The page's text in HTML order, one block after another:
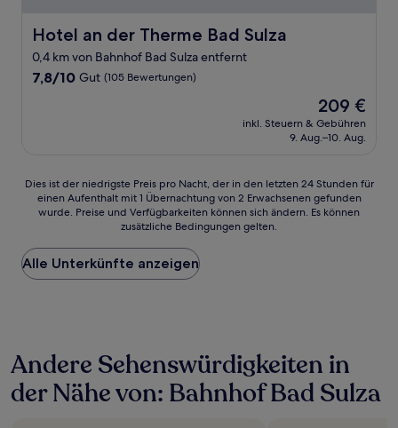
Hotel an der Therme Bad Sulza
Hotel an der Therme Bad Sulza
0,4 km von Bahnhof Bad Sulza entfernt
7.8
7,8/10 Gut (105 Bewertungen)
Der
Preis
beträgt
209 €
inkl. Steuern & Gebühren
9. Aug.–10. Aug.
Dies
der
Preis
pro
Nacht,
24 Stunden
für
einen
Dies ist der niedrigste Preis pro Nacht, der in den letzten 24 Stunden für
einen Aufenthalt mit 1 Übernachtung von 2 Erwachsenen gefunden
wurde. Preise und Verfügbarkeiten können sich ändern. Es können
zusätzliche Bedingungen gelten.
Alle Unterkünfte anzeigen
Andere Sehenswürdigkeiten in
der Nähe von: Bahnhof Bad Sulza